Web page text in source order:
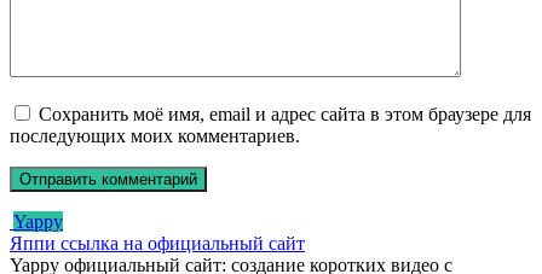
Сохранить моё имя, email и адрес сайта в этом браузере для
последующих моих комментариев.
Yappy
Яппи ссылка на официальный сайт
Yappy официальный сайт: создание коротких видео с